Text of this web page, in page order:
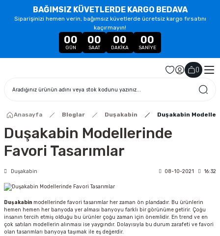
BAĞIMSIZ KÜVETLERDE KARGO BEDAVA
Siparişinizi hemen verin, bağımsız küvetlerde ücretsiz kargo fırsatını
kaçırmayın!
00
GÜN
00
SAAT
00
DAKIKA
00
SANIYE
()
Anasayfa Bloglar Duşakabin Duşakabin
Duşakabin Modellerinde
Favori Tasarımlar
Duşakabin 08-10-2021 16:32
Duşakabin modellerinde favori tasarımlar her zaman ön plandadır. Bu ürünlerin
hemen hemen her banyoda yer alması banyoyu farklı bir görünüme getirir. Çoğu
insanın tercih etmiş olduğu bu ürünler çoğu zaman için önemlidir. En trend ve en
çok satılan modellerin alınması ise yaygındır. Dolayısıyla bu durum zarafeti ve favori
olan tasarımları banyoya taşımak ile eş değerdir.